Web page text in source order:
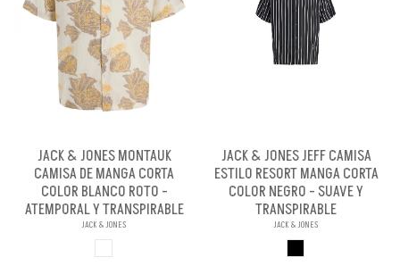
JACK & JONES MONTAUK
CAMISA DE MANGA CORTA
COLOR BLANCO ROTO -
ATEMPORAL Y TRANSPIRABLE
JACK & JONES
JACK & JONES JEFF CAMISA
ESTILO RESORT MANGA CORTA
COLOR NEGRO - SUAVE Y
TRANSPIRABLE
JACK & JONES